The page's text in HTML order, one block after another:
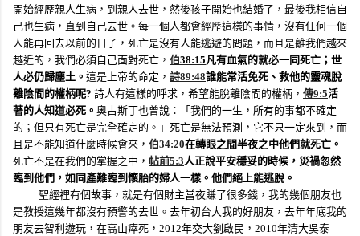
開始經歷親人生病，到親人去世，然後孩子開始也結婚了，最後我相信自
己也生病，直到自己去世。每一個人都會經歷這樣的事情，沒有任何一個
人能再回去以前的日子，死亡是沒有人能逃避的問題，而且是離我們越來
越近的，我們必須自己面對死亡， 伯38:15凡有血氣的就必一同死亡；世
人必仍歸塵土。 這是上帝的命定， 詩89:48誰能常活免死、救他的靈魂脫
離陰間的權柄呢? 詩人有這樣的呼求，希望能脫離陰間的權柄， 傳9:5活
著的人知道必死。 奧古斯丁也曾說：「我們的一生，所有的事都不確定
的；但只有死亡是完全確定的。」死亡是無法預測，它不只一定來到，而
且是不能知道什麼時候會來， 伯34:20在轉眼之間半夜之中他們就死亡。
死亡不是在我們的掌握之中， 帖前5:3人正說平安穩妥的時候，災禍忽然
臨到他們，如同產難臨到懷胎的婦人一樣。他們絕上能逃脫。
聖經裡有個故事，就是有個財主當夜賺了很多錢，我的幾個朋友也
是教授這幾年都沒有預警的去世。去年初台大我的好朋友，去年年底我的
朋友去智利遊玩，在高山瘁死， 2012年交大劉啟民， 2010年清大吳泰